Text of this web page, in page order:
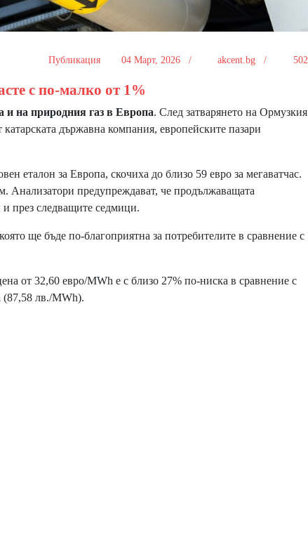
Публикация 04 Март, 2026 / akcent.bg / 502
с по-малко от 1%
и на природния газ в Европа. След затварянето на Ормузкия
държавна компания, европейските пазари
еталон за Европа, скочиха до близо 59 евро за мегаватчас.
Анализатори предупреждават, че продължаващата
през следващите седмици.
ще бъде по-благоприятна за потребителите в сравнение с
от 32,60 евро/MWh е с близо 27% по-ниска в сравнение с
(87,58 лв./MWh).